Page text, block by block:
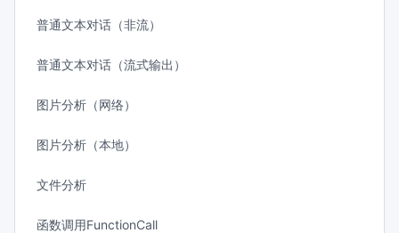
普通文本对话（非流）
普通文本对话（流式输出）
图片分析（网络）
图片分析（本地）
文件分析
函数调用FunctionCall